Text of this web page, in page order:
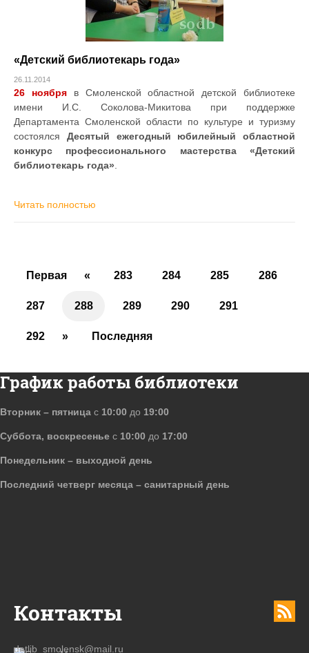
«Детский библиотекарь года»
26.11.2014
26 ноября в Смоленской областной детской библиотеке
имени И.С. Соколова-Микитова при поддержке
Департамента Смоленской области по культуре и туризму
состоялся Десятый ежегодный юбилейный областной
конкурс профессионального мастерства «Детский
библиотекарь года»
Читать полностью
Первая « 283 284 285 286
287 288 289 290 291
292 » Последняя
Контакты
detlib_smolensk@mail.ru
График работы библиотеки
Вторник – пятница с 10:00 до 19:00
Суббота, воскресенье с 10:00 до 17:00
Понедельник – выходной день
Последний четверг месяца – санитарный день